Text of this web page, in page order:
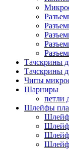
Тачскрины
Тачскрины
Чипы
Шарниры
петли
Шлейфы